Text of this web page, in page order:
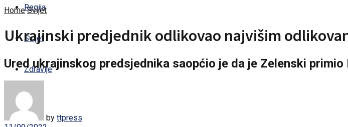
Regija
Svijet
Zdravlje
Žena
Home Svijet
Ukrajinski predjednik odlikovao najvišim
Ured ukrajinskog predsjednika saopćio je da je Zelenski
by ttpress